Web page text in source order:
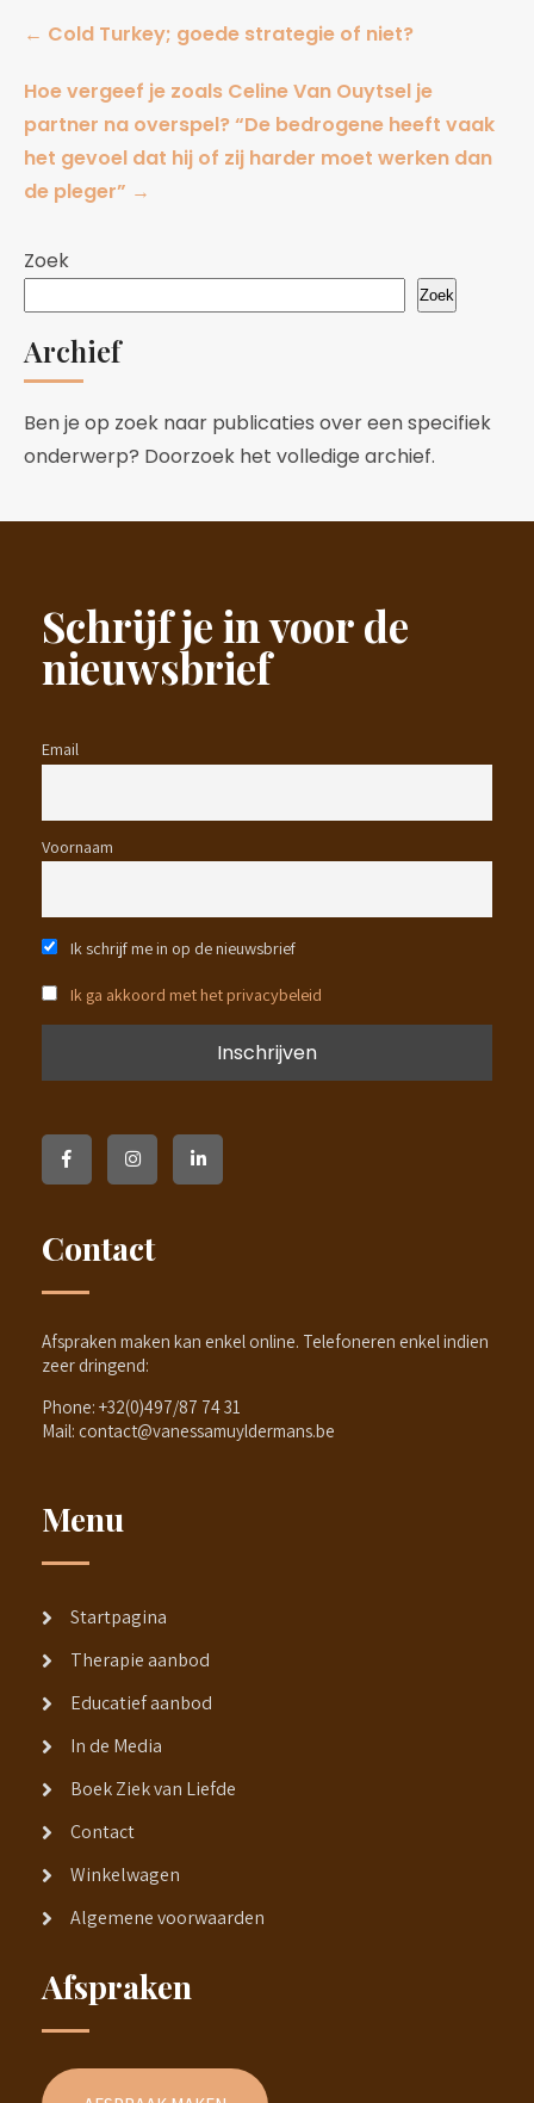
navigation
← Cold Turkey; goede strategie of niet?
Hoe vergeef je zoals Celine Van Ouytsel je
partner na overspel? “De bedrogene heeft vaak
het gevoel dat hij of zij harder moet werken dan
de pleger” →
Zoek
Zoek
Archief
Ben je op zoek naar publicaties over een specifiek
onderwerp? Doorzoek het volledige archief.
Schrijf je in voor de
nieuwsbrief
Email
Voornaam
Ik schrijf me in op de nieuwsbrief
Ik ga akkoord met het privacybeleid
Contact
Afspraken maken kan enkel online. Telefoneren enkel indien
zeer dringend:
Phone: +32(0)497/87 74 31
Mail: contact@vanessamuyldermans.be
Menu
Startpagina
Therapie aanbod
Educatief aanbod
In de Media
Boek Ziek van Liefde
Contact
Winkelwagen
Algemene voorwaarden
Afspraken